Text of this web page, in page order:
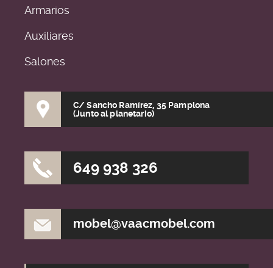
Armarios
Auxiliares
Salones
C/ Sancho Ramírez, 35 Pamplona
(Junto al planetario)
649 938 326
mobel@vaacmobel.com